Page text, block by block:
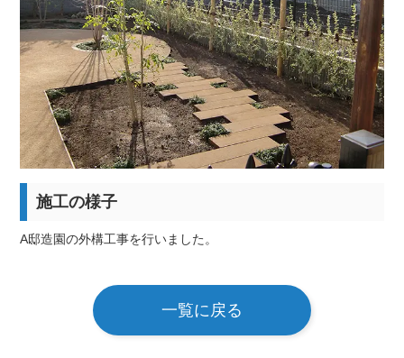
施工の様子
A邸造園の外構工事を行いました。
一覧に戻る